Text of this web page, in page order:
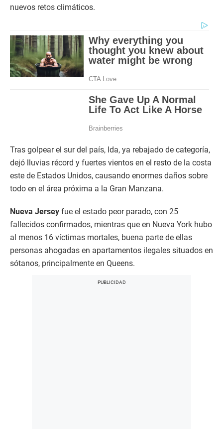
nuevos retos climáticos.
Tras golpear el sur del país, Ida, ya rebajado de categoría,
dejó lluvias récord y fuertes vientos en el resto de la costa
este de Estados Unidos, causando enormes daños sobre
todo en el área próxima a la Gran Manzana.
Nueva Jersey fue el estado peor parado, con 25
fallecidos confirmados, mientras que en Nueva York hubo
al menos 16 víctimas mortales, buena parte de ellas
personas ahogadas en apartamentos ilegales situados en
sótanos, principalmente en Queens.